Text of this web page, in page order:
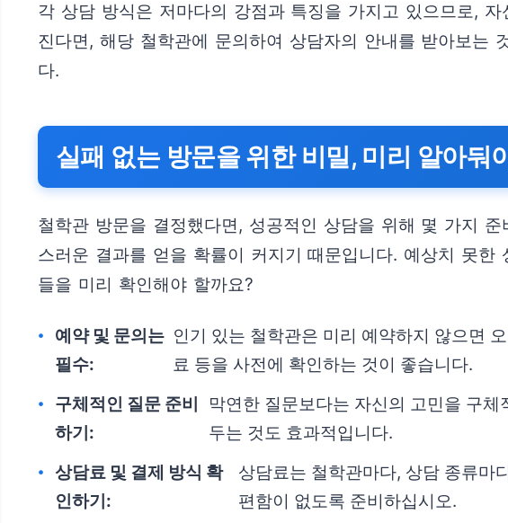
각 상담 방식은 저마다의 강점과 특징을 가지고 있으므로,
진다면, 해당 철학관에 문의하여 상담자의 안내를 받아보는
다.
실패 없는 방문을 위한 비밀, 미리 알아둬
철학관 방문을 결정했다면, 성공적인 상담을 위해 몇 가지
스러운 결과를 얻을 확률이 커지기 때문입니다. 예상치 못
들을 미리 확인해야 할까요?
예약 및 문의는
필수:
인기 있는 철학관은 미리 예약하지 않으면
료 등을 사전에 확인하는 것이 좋습니다.
구체적인 질문 준비
하기:
막연한 질문보다는 자신의 고민을 구
두는 것도 효과적입니다.
상담료 및 결제 방식 확
인하기:
상담료는 철학관마다, 상담 종류마
편함이 없도록 준비하십시오.